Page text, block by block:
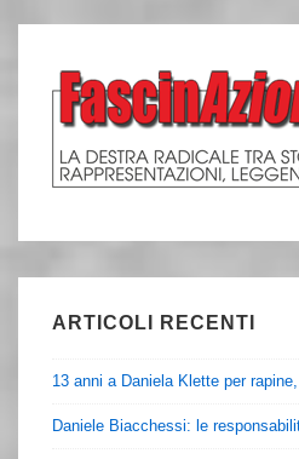
ARTICOLI RECENTI
13 anni a Daniela Klette per
Daniele Biacchessi: le